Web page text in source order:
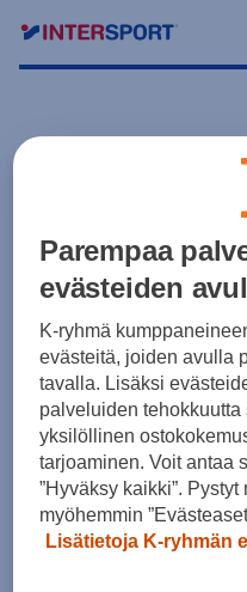
Parempaa
evästeiden
K-ryhmä
evästeitä, joiden avulla
tavalla. Lisäksi
palveluiden
yksilöllinen
tarjoaminen. Voit antaa
”Hyväksy kaikki”.
myöhemmin
Lisätietoja K-ryhmän